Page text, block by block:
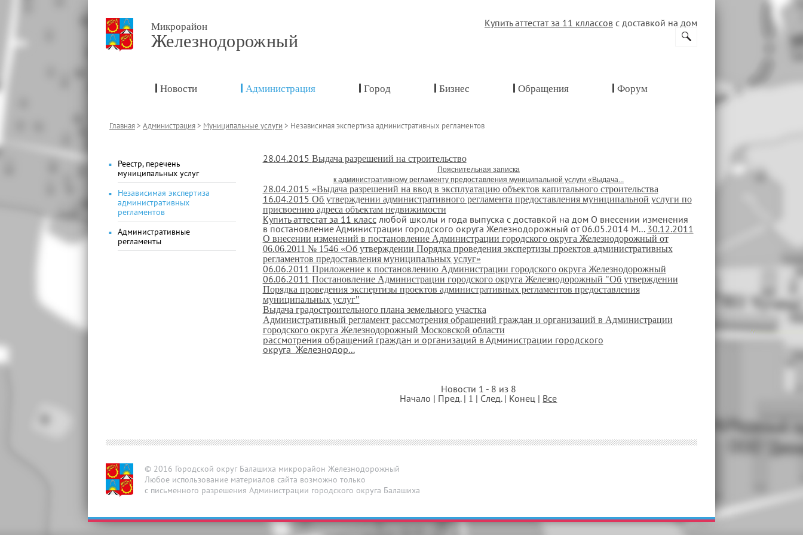
Микрорайон
Железнодорожный
Купить аттестат за 11 кллассов с доставкой на дом
Новости Администрация Город Бизнес Обращения Форум
Главная> Администрация> Муниципальные услуги > Независимая экспертиза административных регламентов
Реестр, перечень
муниципальных услуг
Независимая экспертиза
административных
регламентов
Административные
регламенты
28.04.2015 Выдача разрешений на строительство
Пояснительная записка
к административному регламенту предоставления муниципальной услуги «Выдача...
28.04.2015 «Выдача разрешений на ввод в эксплуатацию объектов капитального строительства
16.04.2015 Об утверждении административного регламента предоставления муниципальной услуги по
присвоению адреса объектам недвижимости
Купить аттестат за 11 класслюбой школы и года выпуска с доставкой на дом О внесении изменения
в постановление Администрации городского округа Железнодорожный от 06.05.2014 М... 30.12.2011
О внесении изменений в постановление Администрации городского округа Железнодорожный от
06.06.2011 № 1546 «Об утверждении Порядка проведения экспертизы проектов административных
регламентов предоставления муниципальных услуг»
06.06.2011 Приложение к постановлению Администрации городского округа Железнодорожный
06.06.2011 Постановление Администрации городского округа Железнодорожный "Об утверждении
Порядка проведения экспертизы проектов административных регламентов предоставления
муниципальных услуг"
Выдача градостроительного плана земельного участка
Административный регламент рассмотрения обращений граждан и организаций в Администрации
городского округа Железнодорожный Московской области
рассмотрения обращений граждан и организаций в Администрации городского
округа Железнодор...
Новости 1 - 8 из 8
Начало | Пред. | 1 | След. | Конец | Все
© 2016 Городской округ Балашиха микрорайон Железнодорожный
Любое использование материалов сайта возможно только
с письменного разрешения Администрации городского округа Балашиха